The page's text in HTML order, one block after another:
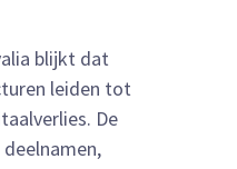
blijkt dat
leiden tot
De